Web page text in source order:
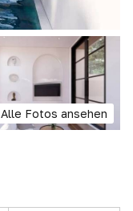
Alle Fotos ansehen